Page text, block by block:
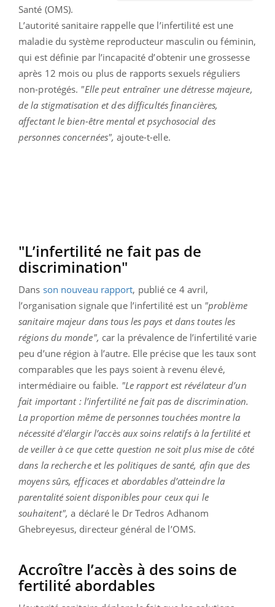
Santé (OMS).
L’autorité sanitaire rappelle que l’infertilité est une
maladie du système reproducteur masculin ou féminin,
qui est définie par l’incapacité d’obtenir une grossesse
après 12 mois ou plus de rapports sexuels réguliers
non-protégés. "Elle peut entraîner une détresse majeure,
de la stigmatisation et des difficultés financières,
affectant le bien-être mental et psychosocial des
personnes concernées", ajoute-t-elle.
"L’infertilité ne fait pas de
discrimination"
Dans son nouveau rapport, publié ce 4 avril,
l’organisation signale que l’infertilité est un "problème
sanitaire majeur dans tous les pays et dans toutes les
régions du monde", car la prévalence de l’infertilité varie
peu d’une région à l’autre. Elle précise que les taux sont
comparables que les pays soient à revenu élevé,
intermédiaire ou faible. "Le rapport est révélateur d’un
fait important : l’infertilité ne fait pas de discrimination.
La proportion même de personnes touchées montre la
nécessité d’élargir l’accès aux soins relatifs à la fertilité et
de veiller à ce que cette question ne soit plus mise de côté
dans la recherche et les politiques de santé, afin que des
moyens sûrs, efficaces et abordables d’atteindre la
parentalité soient disponibles pour ceux qui le
souhaitent", a déclaré le Dr Tedros Adhanom
Ghebreyesus, directeur général de l’OMS.
Accroître l’accès à des soins de
fertilité abordables